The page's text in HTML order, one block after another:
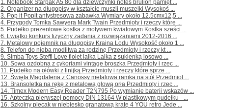
1. Notebook Starpak A5 80 dla dziewczynki notes brulion pamięt ...
2. Organizer na długopisy w kształcie muszli muszelki Wysokoś ...
3. Pop it Popit antystresowa zabawka Wymiary około 12,5cmx12,5 ...
4. Przygody Tomka Sawyera Mark Twain Przedmioty i rzeczy które ...
5. Pudełko prezentowe kostka z motywem kwiatowym Kostka sześci ...
6. Lwiątko konkurs fizyczny zadania z rozwiązaniami 2012-2016 ...
7. Metalowy pojemnik na długopisy Kraina Lodu Wysokość około 1 ...
8. Telefon do nieba modlitwa za rodzinę Przedmioty i rzeczy kt ...
9. Simba Toys Steffi Love fiolet lalka Lalka z sukienką losowo ...
10. Sowa ozdobna z cykoriami vintage broszka Przedmioty i rzec ...
11. Pudełko na ołówki z linijką Przedmioty i rzeczy które sprze ...
12. Święta Magdalena z Canossy metalowa ramka na stół Przedmiot ...
13. Bransoletka na rękę z metalową głową orła Przedmioty i rzec ...
14. Timex Modern Easy Reader T2N795 Po wymianie baterii wskazów ...
15. Apteczka pierwszej pomocy DIN 13164 W plastikowym pudełku - ...
16. Szkolny plecak w niebiesko granatową kratę 4 YOU retro Jede ...